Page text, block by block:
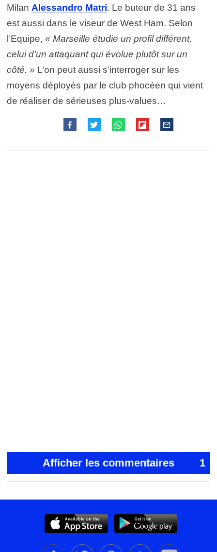
Milan Alessandro Matri. Le buteur de 31 ans
est aussi dans le viseur de West Ham. Selon
l’Equipe, « Marseille étudie un profil différent,
celui d’un attaquant qui évolue plutôt sur un
côté. » L’on peut aussi s’interroger sur les
moyens déployés par le club phocéen qui vient
de réaliser de sérieuses plus-values…
Afficher les commentaires 1